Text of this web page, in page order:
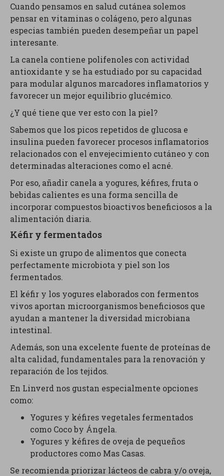
Cuando pensamos en salud cutánea solemos
pensar en vitaminas o colágeno, pero algunas
especias también pueden desempeñar un papel
interesante.
La canela contiene polifenoles con actividad
antioxidante y se ha estudiado por su capacidad
para modular algunos marcadores inflamatorios y
favorecer un mejor equilibrio glucémico.
¿Y qué tiene que ver esto con la piel?
Sabemos que los picos repetidos de glucosa e
insulina pueden favorecer procesos inflamatorios
relacionados con el envejecimiento cutáneo y con
determinadas alteraciones como el acné.
Por eso, añadir canela a yogures, kéfires, fruta o
bebidas calientes es una forma sencilla de
incorporar compuestos bioactivos beneficiosos a la
alimentación diaria.
Kéfir y fermentados
Si existe un grupo de alimentos que conecta
perfectamente microbiota y piel son los
fermentados.
El kéfir y los yogures elaborados con fermentos
vivos aportan microorganismos beneficiosos que
ayudan a mantener la diversidad microbiana
intestinal.
Además, son una excelente fuente de proteínas de
alta calidad, fundamentales para la renovación y
reparación de los tejidos.
En Linverd nos gustan especialmente opciones
como:
Yogures y kéfires vegetales fermentados
como Coco by Ángela.
Yogures y kéfires de oveja de pequeños
productores como Mas Casas.
Se recomienda priorizar lácteos de cabra y/o oveja,